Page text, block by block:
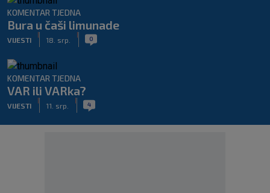
KOMENTAR TJEDNA
Bura u čaši limunade
VIJESTI 18. srp. 0
KOMENTAR TJEDNA
VAR ili VARka?
VIJESTI 11. srp. 4